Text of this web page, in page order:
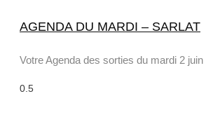
AGENDA DU MARDI – SARLAT
Votre Agenda des sorties du mardi 2 juin